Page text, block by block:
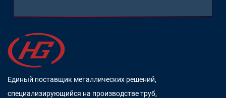
Единый поставщик металлических решений,
специализирующийся на производстве труб,